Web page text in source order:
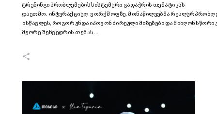
ტრენინგი პრობლემების სისტემური გადაჭრის თემატიკას
დაეთმო. ინტერაქციულ ვორქშოფზე, მონაწილეებმა რეალურ
ისწავლეს, როგორ უნდა იპოვონ ძირეული მიზეზები და მიიღონ სწორი
მეორე შეხვედრის თემას …